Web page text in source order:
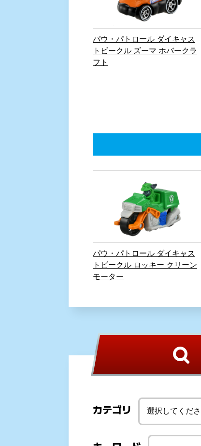
パウ・パトロール ダイキャス
トビークル ズーマ ホバークラ
フト
パウ・パトロール ダイキャス
トビークル ロッキー クリーン
モーター
カテゴリ